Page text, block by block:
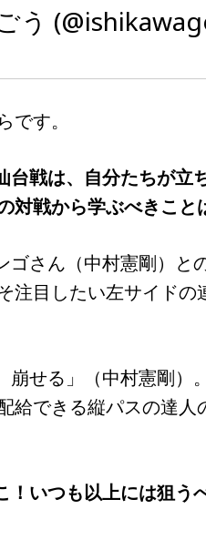
う
です。
台戦は、自分たちが立
対戦から学ぶべきこと
ゴさん（中村憲剛）と
注目したい左サイド
崩せる」（中村憲剛）
給できる縦パスの達
！いつも以上には狙う